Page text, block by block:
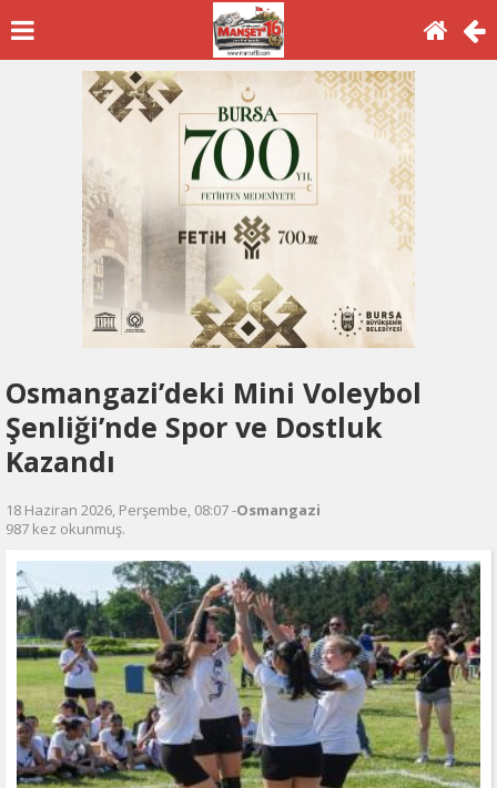
Osmangazi’deki Mini Voleybol
Şenliği’nde Spor ve Dostluk
Kazandı
18 Haziran 2026, Perşembe, 08:07 -Osmangazi
987 kez okunmuş.